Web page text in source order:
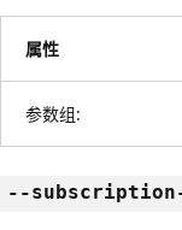
属性
参数组:
--